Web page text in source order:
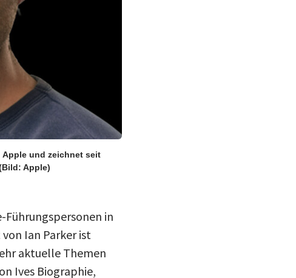
Apple und zeichnet seit
Apple)
in
Ian Parker ist
aktuelle Themen
Ives Biographie,